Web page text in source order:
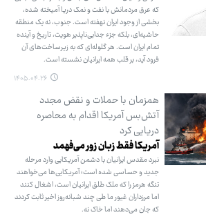
که عرق مردمانش با نفت و نمک دریا آمیخته شده،
بخشی از وجود ایران نهفته است. جنوب، نه یک منطقه
حاشیه‌ای، بلکه جزء جدایی‌ناپذیر هویت، تاریخ و آینده
تمام ایران است. هر گلوله‌ای که به زیرساخت‌های آن
فرود آید، بر قلب همه ایرانیان نشسته است.
۱۴۰۵.۰۴.۲۶
همزمان با حملات و نقض مجدد
آتش‌بس آمریکا اقدام به محاصره
دریایی کرد
‌آمریکا فقط زبان زور می‌فهمد
نبرد مقدس ایرانیان با دشمن آمریکایی وارد مرحله
جدید و حساسی شده است؛ آمریکایی‌ها می‌خواهند
تنگه هرمز را که ملک طلق ایرانیان است، اشغال کنند
اما مرزداران غیور ما طی چند شبانه‌روز اخیر ثابت کردند
که جان می‌دهند اما خاک نه.